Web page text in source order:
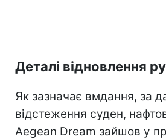
Деталі відновлення
Як зазначає вмдання, за
відстеження суден,
Aegean Dream зайшов у